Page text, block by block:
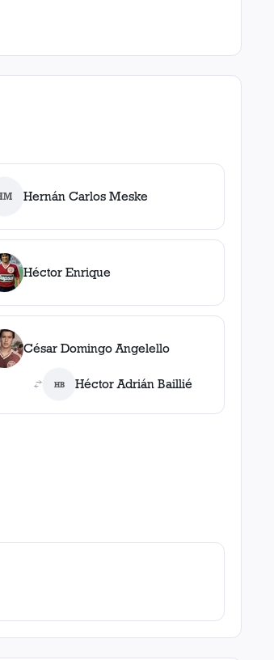
Hernán Carlos Meske
Héctor Enrique
César Domingo Angelello
HB Héctor Adrián Baillié